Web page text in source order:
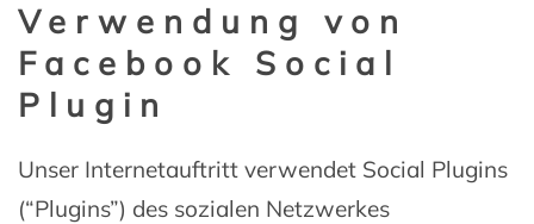
Verwendung von
Facebook Social
Plugin
Unser Internetauftritt verwendet Social Plugins
(“Plugins”) des sozialen Netzwerkes